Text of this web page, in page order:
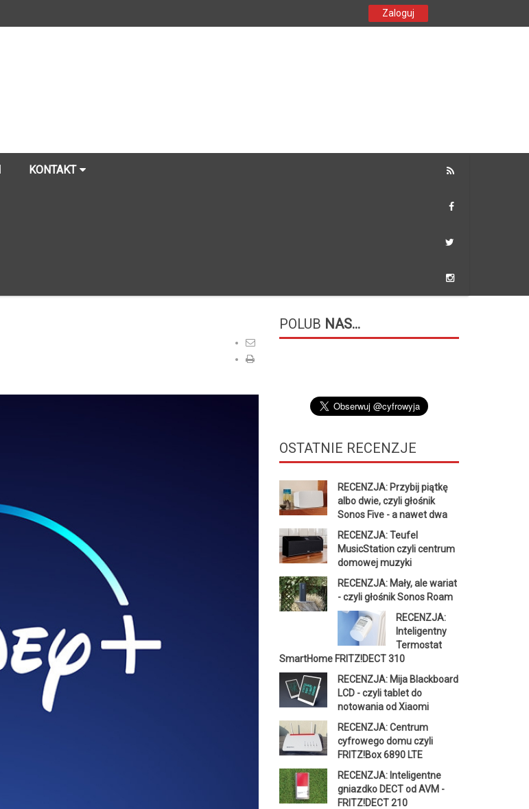
Zaloguj
KONTAKT
POLUB NAS...
OSTATNIE RECENZJE
RECENZJA: Przybij piątkę
albo dwie, czyli głośnik
Sonos Five - a nawet dwa
RECENZJA: Teufel
MusicStation czyli centrum
domowej muzyki
RECENZJA: Mały, ale wariat
- czyli głośnik Sonos Roam
RECENZJA:
Inteligentny
Termostat
SmartHome FRITZ!DECT 310
RECENZJA: Mija Blackboard
LCD - czyli tablet do
notowania od Xiaomi
RECENZJA: Centrum
cyfrowego domu czyli
FRITZ!Box 6890 LTE
RECENZJA: Inteligentne
gniazdko DECT od AVM -
FRITZ!DECT 210